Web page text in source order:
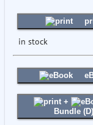
in stock
+
Bundle (D)